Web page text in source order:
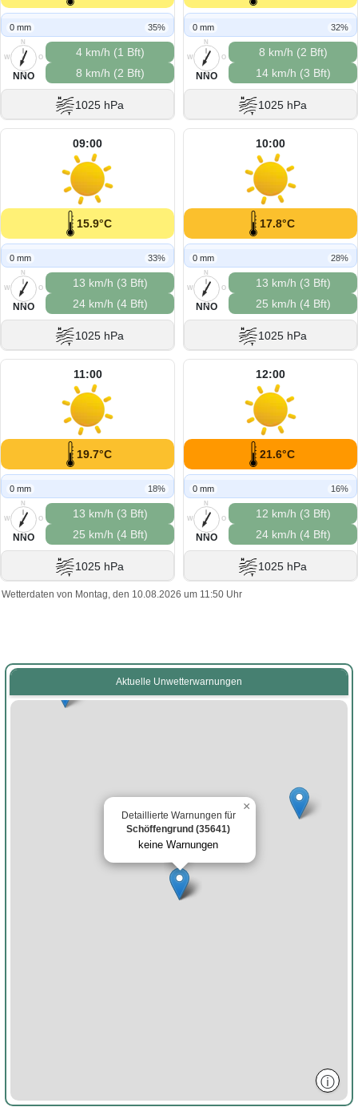
0 mm 35%
N
O
S
W
NNO
4 km/h (1 Bft)
8 km/h (2 Bft)
1025 hPa
0 mm 32%
N
O
S
W
NNO
8 km/h (2 Bft)
14 km/h (3 Bft)
1025 hPa
09:00
15.9°C
0 mm 33%
N
O
S
W
NNO
13 km/h (3 Bft)
24 km/h (4 Bft)
1025 hPa
10:00
17.8°C
0 mm 28%
N
O
S
W
NNO
13 km/h (3 Bft)
25 km/h (4 Bft)
1025 hPa
11:00
19.7°C
0 mm 18%
N
O
S
W
NNO
13 km/h (3 Bft)
25 km/h (4 Bft)
1025 hPa
12:00
21.6°C
0 mm 16%
N
O
S
W
NNO
12 km/h (3 Bft)
24 km/h (4 Bft)
1025 hPa
Wetterdaten von Montag, den 10.08.2026 um 11:50 Uhr
Aktuelle Unwetterwarnungen
Detaillierte Warnungen für
Schöffengrund (35641)
keine Warnungen
×
ⓘ